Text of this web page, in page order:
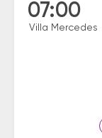
07:00
Villa Mercedes